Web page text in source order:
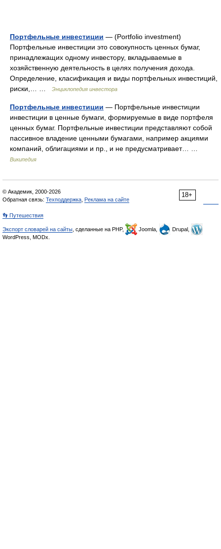
Портфельные инвестиции — (Portfolio investment)
Портфельные инвестиции это совокупность ценных бумаг,
принадлежащих одному инвестору, вкладываемые в
хозяйственную деятельность в целях получения дохода.
Определение, класификация и виды портфельных инвестиций,
риски,… …
Энциклопедия инвестора
Портфельные инвестиции — Портфельные инвестиции
инвестиции в ценные бумаги, формируемые в виде портфеля
ценных бумаг. Портфельные инвестиции представляют собой
пассивное владение ценными бумагами, например акциями
компаний, облигациями и пр., и не предусматривает… …
Википедия
18+
© Академик, 2000-2026
Обратная связь: Техподдержка Реклама на сайте
👣 Путешествия
Экспорт словарей на сайты , сделанные на PHP, Joomla,
Drupal,
WordPress, MODx.